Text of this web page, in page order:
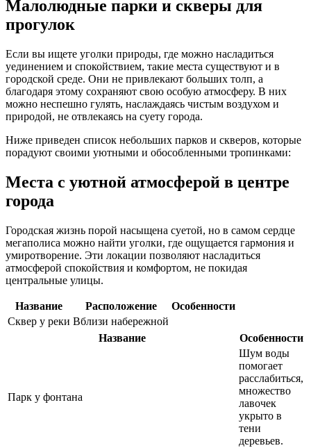
Малолюдные парки и скверы для
прогулок
Если вы ищете уголки природы, где можно насладиться
уединением и спокойствием, такие места существуют и в
городской среде. Они не привлекают больших толп, а
благодаря этому сохраняют свою особую атмосферу. В них
можно неспешно гулять, наслаждаясь чистым воздухом и
природой, не отвлекаясь на суету города.
Ниже приведен список небольших парков и скверов, которые
порадуют своими уютными и обособленными тропинками:
Места с уютной атмосферой в центре
города
Городская жизнь порой насыщена суетой, но в самом сердце
мегаполиса можно найти уголки, где ощущается гармония и
умиротворение. Эти локации позволяют насладиться
атмосферой спокойствия и комфортом, не покидая
центральные улицы.
Название Расположение
Особенности
Сквер у реки Вблизи набережной
Название
Особенности
Парк у фонтана
Шум воды
помогает
расслабиться,
множество
лавочек
укрыто в
тени
деревьев.